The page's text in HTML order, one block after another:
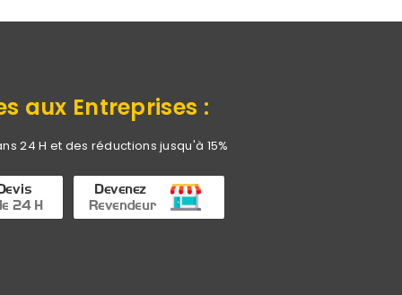
aux Entreprises :
24 H et des réductions jusqu'à 15%